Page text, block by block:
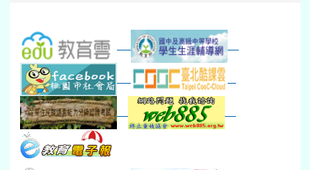
新生智力測驗補測(...
下午-新進教師研習
教師備課會議
新生訓練(整天)新生訓練(~12:00)
下午-校務會議14:00-
八九年級返校8-9
防災演練工作分配及...
30 31 2 3
本週_健康檢查週各班器材負責人訓練
發放班級書箱及晨讀...
技藝教育學程說明會...
12:30幹部訓練七年級新生健檢
本週_友善校園週收學生證、換補教科...
本週_圖書館開放借...
開學日